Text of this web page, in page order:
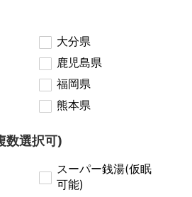
大分県
鹿児島県
福岡県
熊本県
数選択可)
スーパー銭湯(仮眠
可能)